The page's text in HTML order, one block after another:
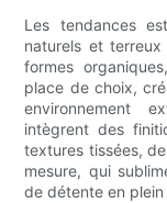
Les tendances
naturels et
formes
place de choix,
environnement
intègrent des
textures tissées,
mesure, qui
de détente en plein